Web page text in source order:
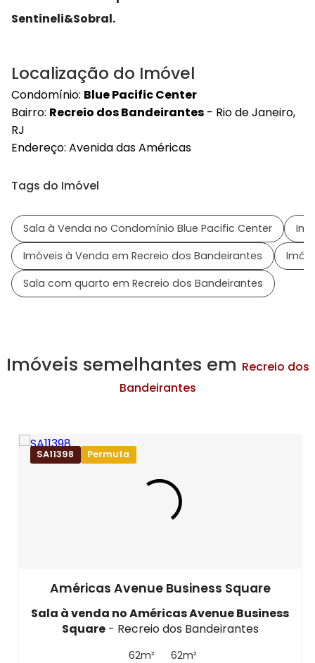
Sentineli&Sobral.
Localização do Imóvel
Condomínio: Blue Pacific Center
Bairro: Recreio dos Bandeirantes - Rio de Janeiro,
RJ
Endereço: Avenida das Américas
Tags do Imóvel
Sala à Venda no Condomínio Blue Pacific Center
Imóveis à Venda em Recreio dos Bandeirantes
Sala com quarto em Recreio dos Bandeirantes
Imóveis semelhantes em Recreio dos
Bandeirantes
SA11398 Permuta
Américas Avenue Business Square
Sala à venda no Américas Avenue Business
Square- Recreio dos Bandeirantes
62m² 62m²